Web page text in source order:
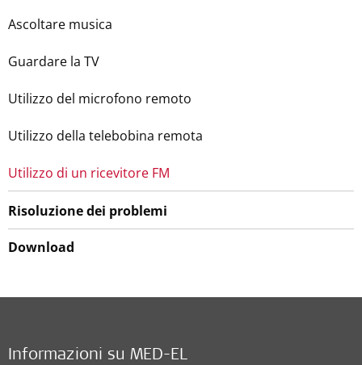
Ascoltare musica
Guardare la TV
Utilizzo del microfono remoto
Utilizzo della telebobina remota
Utilizzo di un ricevitore FM
Risoluzione dei problemi
Download
Informazioni su MED-EL